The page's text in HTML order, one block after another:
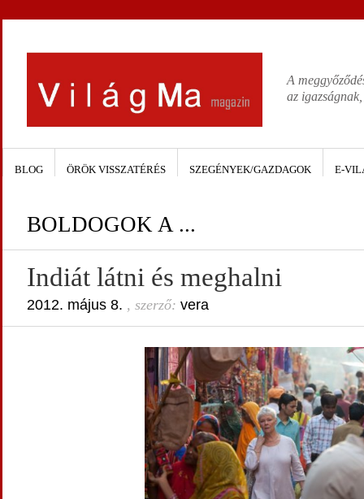
A
az
BLOG ÖRÖK VISSZATÉRÉS SZEGÉNYEK/GAZDAGOK E-
BOLDOGOK A ...
Indiát látni és meghalni
2012. május 8. , szerző: vera